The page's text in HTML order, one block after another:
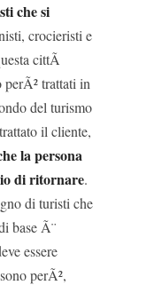
che si
crocieristi e
cittÃ
trattati in
del turismo
il cliente,
la persona
di ritornare.
di turisti che
base Ã¨
essere
perÃ²,